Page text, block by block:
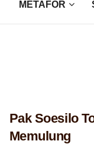
METAFOR
Pak Soesilo
Memulung